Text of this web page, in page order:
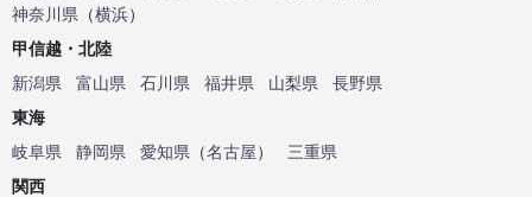
神奈川県 （横浜）
甲信越・北陸
新潟県
富山県 石川県 福井県 山梨県
長野県
東海
岐阜県
静岡県 愛知県 （名古屋）
三重県
関西